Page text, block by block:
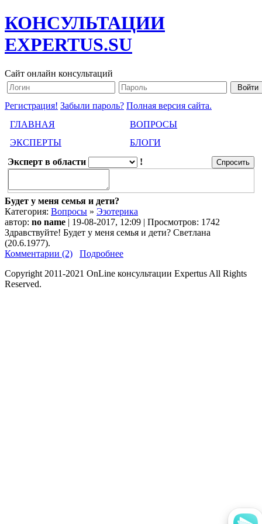
КОНСУЛЬТАЦИИ
EXPERTUS.SU
Сайт онлайн консультаций
Регистрация! Забыли пароль? Полная версия сайта.
ГЛАВНАЯ
ВОПРОСЫ
ЭКСПЕРТЫ
БЛОГИ
Эксперт в области
!
Будет у меня семья и дети?
Категория: Вопросы » Эзотерика
автор: no name | 19-08-2017, 12:09 | Просмотров: 1742
Здравствуйте! Будет у меня семья и дети? Светлана
(20.6.1977).
Комментарии (2)
Подробнее
Copyright 2011-2021 OnLine консультации Expertus All Rights
Reserved.